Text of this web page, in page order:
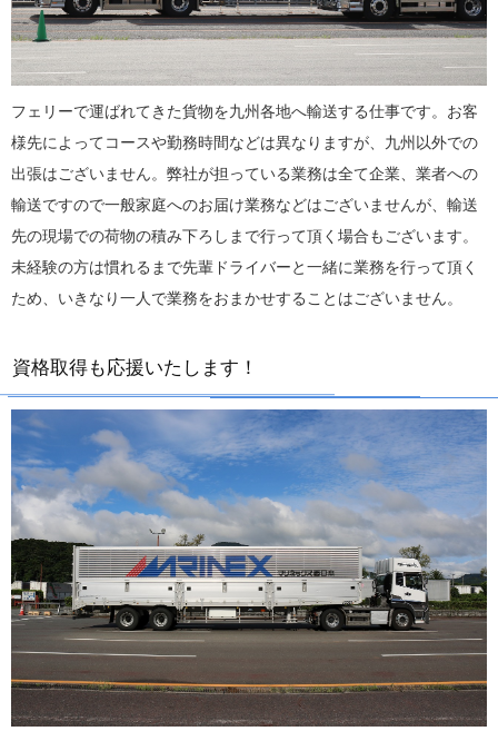
フェリーで運ばれてきた貨物を九州各地へ輸送する仕事です。お客
様先によってコースや勤務時間などは異なりますが、九州以外での
出張はございません。弊社が担っている業務は全て企業、業者への
輸送ですので一般家庭へのお届け業務などはございませんが、輸送
先の現場での荷物の積み下ろしまで行って頂く場合もございます。
未経験の方は慣れるまで先輩ドライバーと一緒に業務を行って頂く
ため、いきなり一人で業務をおまかせすることはございません。
資格取得も応援いたします！